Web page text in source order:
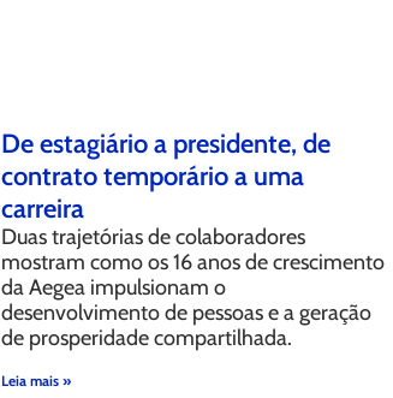
De estagiário a presidente, de
contrato temporário a uma
carreira
Duas trajetórias de colaboradores
mostram como os 16 anos de crescimento
da Aegea impulsionam o
desenvolvimento de pessoas e a geração
de prosperidade compartilhada.
Leia mais »